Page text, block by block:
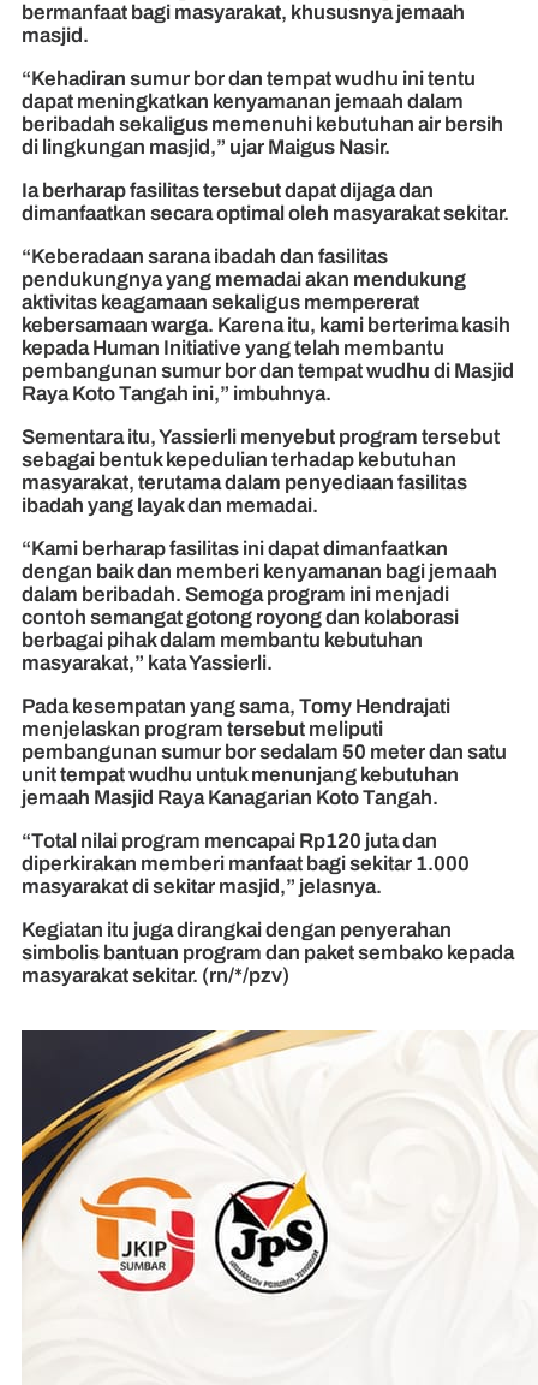
bermanfaat bagi masyarakat, khususnya jemaah
masjid.
“Kehadiran sumur bor dan tempat wudhu ini tentu
dapat meningkatkan kenyamanan jemaah dalam
beribadah sekaligus memenuhi kebutuhan air bersih
di lingkungan masjid,” ujar Maigus Nasir.
Ia berharap fasilitas tersebut dapat dijaga dan
dimanfaatkan secara optimal oleh masyarakat sekitar.
“Keberadaan sarana ibadah dan fasilitas
pendukungnya yang memadai akan mendukung
aktivitas keagamaan sekaligus mempererat
kebersamaan warga. Karena itu, kami berterima kasih
kepada Human Initiative yang telah membantu
pembangunan sumur bor dan tempat wudhu di Masjid
Raya Koto Tangah ini,” imbuhnya.
Sementara itu, Yassierli menyebut program tersebut
sebagai bentuk kepedulian terhadap kebutuhan
masyarakat, terutama dalam penyediaan fasilitas
ibadah yang layak dan memadai.
“Kami berharap fasilitas ini dapat dimanfaatkan
dengan baik dan memberi kenyamanan bagi jemaah
dalam beribadah. Semoga program ini menjadi
contoh semangat gotong royong dan kolaborasi
berbagai pihak dalam membantu kebutuhan
masyarakat,” kata Yassierli.
Pada kesempatan yang sama, Tomy Hendrajati
menjelaskan program tersebut meliputi
pembangunan sumur bor sedalam 50 meter dan satu
unit tempat wudhu untuk menunjang kebutuhan
jemaah Masjid Raya Kanagarian Koto Tangah.
“Total nilai program mencapai Rp120 juta dan
diperkirakan memberi manfaat bagi sekitar 1.000
masyarakat di sekitar masjid,” jelasnya.
Kegiatan itu juga dirangkai dengan penyerahan
simbolis bantuan program dan paket sembako kepada
masyarakat sekitar. (rn/*/pzv)